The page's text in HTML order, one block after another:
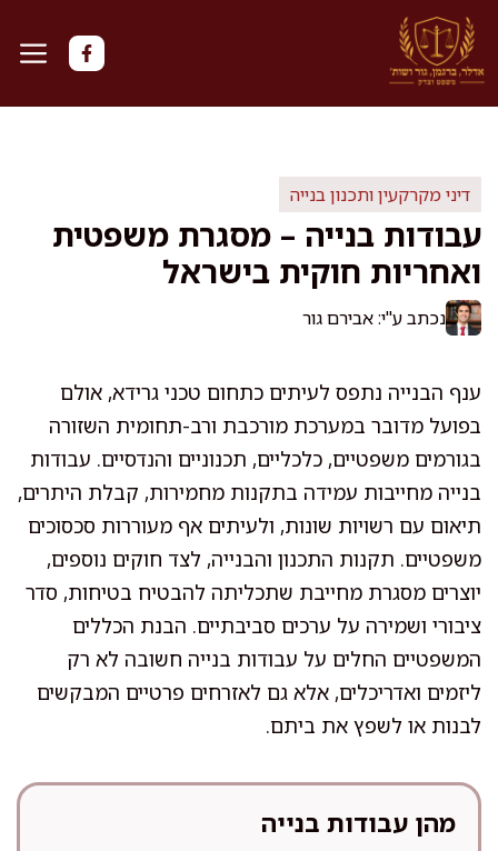
לדלג
לתוכן
דיני מקרקעין ותכנון בנייה
עבודות בנייה – מסגרת משפטית
ואחריות חוקית בישראל
נכתב ע"י: אבירם גור
ענף הבנייה נתפס לעיתים כתחום טכני גרידא, אולם
בפועל מדובר במערכת מורכבת ורב-תחומית השזורה
בגורמים משפטיים, כלכליים, תכנוניים והנדסיים. עבודות
בנייה מחייבות עמידה בתקנות מחמירות, קבלת היתרים,
תיאום עם רשויות שונות, ולעיתים אף מעוררות סכסוכים
משפטיים. תקנות התכנון והבנייה, לצד חוקים נוספים,
יוצרים מסגרת מחייבת שתכליתה להבטיח בטיחות, סדר
ציבורי ושמירה על ערכים סביבתיים. הבנת הכללים
המשפטיים החלים על עבודות בנייה חשובה לא רק
ליזמים ואדריכלים, אלא גם לאזרחים פרטיים המבקשים
לבנות או לשפץ את ביתם.
מהן עבודות בנייה